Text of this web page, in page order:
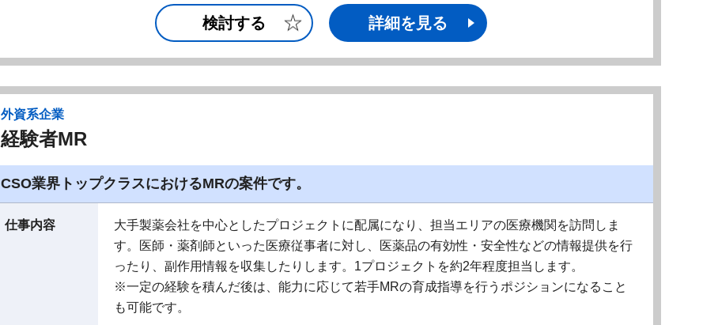
検討する 詳細を見る
外資系企業
経験者MR
CSO業界トップクラスにおけるMRの案件です。
仕事内容
大手製薬会社を中心としたプロジェクトに配属になり、担当エリアの医療機関を訪問しま
す。医師・薬剤師といった医療従事者に対し、医薬品の有効性・安全性などの情報提供を行
ったり、副作用情報を収集したりします。1プロジェクトを約2年程度担当します。
※一定の経験を積んだ後は、能力に応じて若手MRの育成指導を行うポジションになること
も可能です。